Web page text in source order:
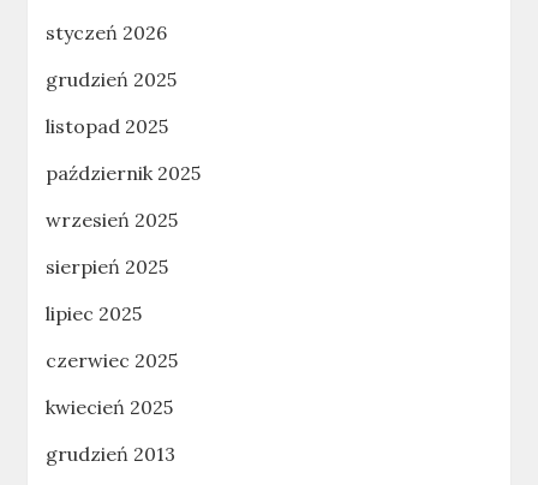
styczeń 2026
grudzień 2025
listopad 2025
październik 2025
wrzesień 2025
sierpień 2025
lipiec 2025
czerwiec 2025
kwiecień 2025
grudzień 2013